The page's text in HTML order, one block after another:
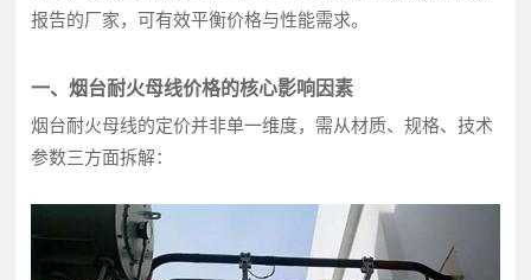
报告的厂家，可有效平衡价格与性能需求。
一、烟台耐火母线价格的核心影响因素
烟台耐火母线的定价并非单一维度，需从材质、规格、技术
参数三方面拆解：